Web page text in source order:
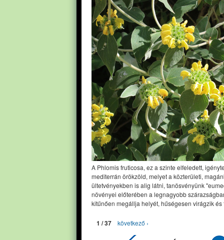
A Phlomis fruticosa, ez a szinte elfeledett,
mediterrán örökzöld, melyet a közterületi,
ültetvényekben is alig látni, tanösvényünk
növényei előterében a legnagyobb
kitűnően megállja helyét, hűségesen virágzik és
1 / 37 következő ›